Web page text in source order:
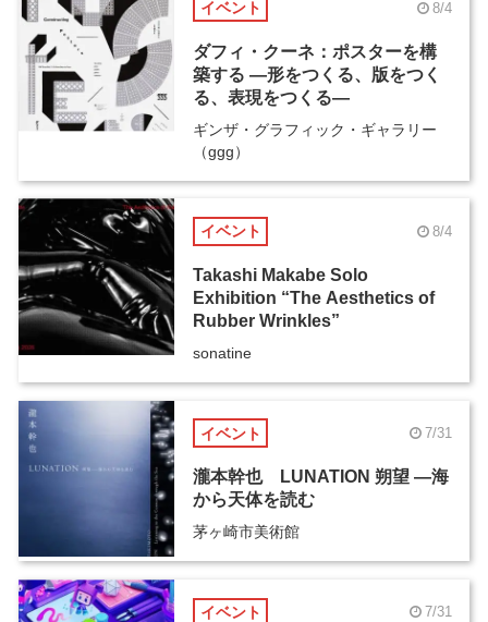
イベント 8/4
ダフィ・クーネ：ポスターを構
築する ―形をつくる、版をつく
る、表現をつくる―
ギンザ・グラフィック・ギャラリー
（ggg）
イベント 8/4
Takashi Makabe Solo
Exhibition “The Aesthetics of
Rubber Wrinkles”
sonatine
イベント 7/31
瀧本幹也 LUNATION 朔望 ―海
から天体を読む
茅ヶ崎市美術館
イベント 7/31